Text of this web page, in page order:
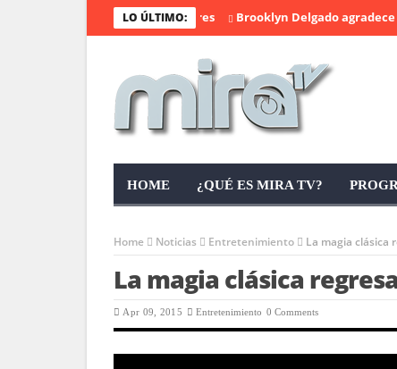
LO ÚLTIMO:
celebra el día de las madres Brooklyn Delgado agradece a
HOME ¿QUÉ ES MIRA TV?
Home Noticias Entretenimiento La magia clásica
La magia clásica
Apr 09, 2015 Entretenimiento 0 Comments